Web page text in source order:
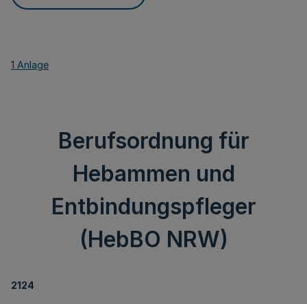
1 Anlage
Berufsordnung für
Hebammen und
Entbindungspfleger
(HebBO NRW)
2124